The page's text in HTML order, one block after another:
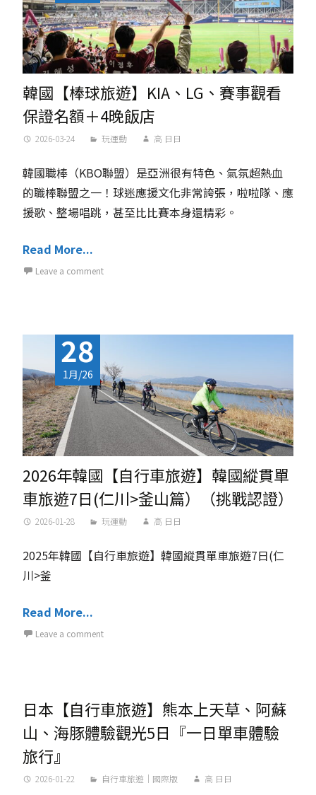
韓國【棒球旅遊】KIA、LG、賽事觀看
保證名額＋4晚飯店
2026-03-24 玩運動 高 日日
韓國職棒（KBO聯盟）是亞洲很有特色、氣氛超熱血
的職棒聯盟之一！球迷應援文化非常誇張，啦啦隊、應
援歌、整場唱跳，甚至比比賽本身還精彩。
Read More...
Leave a comment
28
1月/26
2026年韓國【自行車旅遊】韓國縱貫單
車旅遊7日(仁川>釜山篇）（挑戰認證）
2026-01-28 玩運動 高 日日
2025年韓國【自行車旅遊】韓國縱貫單車旅遊7日(仁
川>釜
Read More...
Leave a comment
日本【自行車旅遊】熊本上天草、阿蘇
山、海豚體驗觀光5日『一日單車體驗
旅行』
2026-01-22 自行車旅遊｜國際版 高 日日